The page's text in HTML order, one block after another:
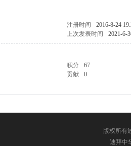
注册时间
2016-8-24
上次发表时间 2021-6-
积分
67
贡献 0
版权所有
迪拜中